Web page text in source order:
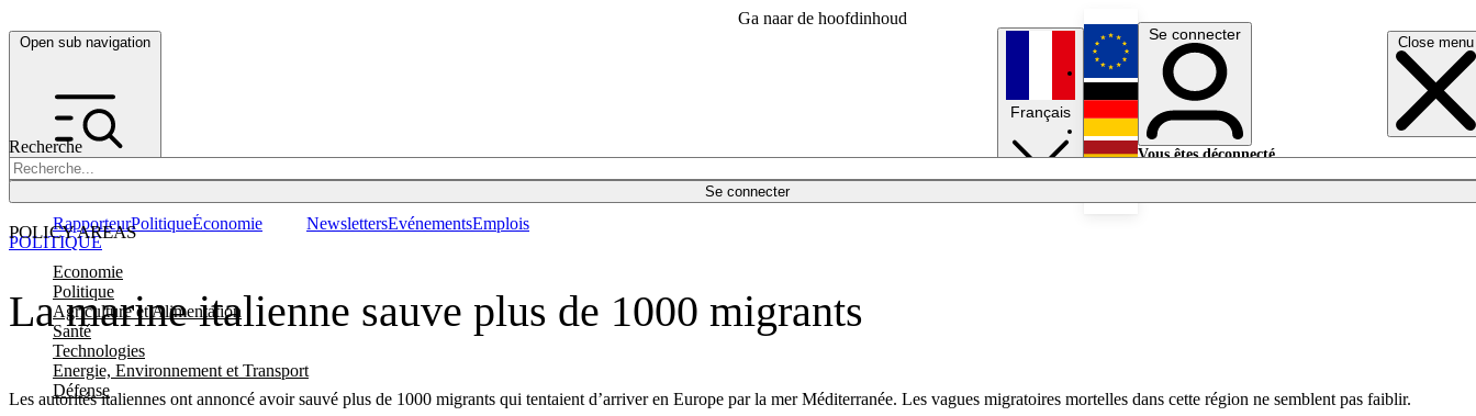
Ga naar de hoofdinhoud
Open sub navigation Close menu
Recherche
Se connecter
POLICY AREAS
Economie
Politique
Agriculture et Alimentation
Santé
Technologies
Energie, Environnement et Transport
Défense
RapporteurPolitiqueÉconomie NewslettersEvénementsEmplois
Français
English
Deutsch
Se connecter
Vous êtes déconnecté.
La marine italienne sauve plus de 1000 migrants
Les autorités italiennes ont annoncé avoir sauvé plus de 1000 migrants qui tentaient d’arriver en Europe par la mer Méditerranée. Les vagues migratoires mortelles dans cette région ne semblent pas faiblir.
POLITIQUE